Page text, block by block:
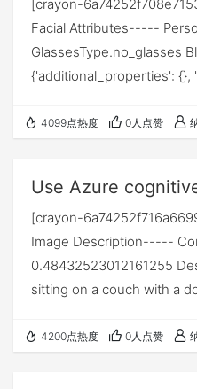
[crayon-
Facial Attributes-----
GlassesType.no_glasses
{'additional_properties': {},
L…4099点热度 0人点赞
Use Azure
[crayon-
Image Description-----
0.48432523012161255
sitting on a couch with a
clothing Confidence:
4200点热度 0人点赞